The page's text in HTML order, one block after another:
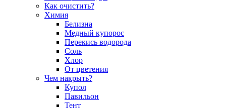
Как очистить?
Химия
Белизна
Медный купорос
Перекись водорода
Соль
Хлор
От цветения
Чем накрыть?
Купол
Павильон
Тент